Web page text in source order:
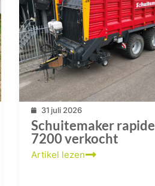
31 juli 2026
Schuitemaker rapide
7200 verkocht
Artikel lezen